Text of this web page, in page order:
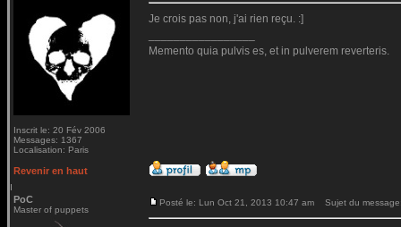
Inscrit le: 20 Fév 2006
Messages: 1367
Localisation: Paris
Je crois pas non, j'ai rien reçu. :]
Memento quia pulvis es, et in pulverem reverteris.
Revenir en haut
PoC
Master of puppets
Posté le: Lun Oct 21, 2013 10:47 am Sujet du